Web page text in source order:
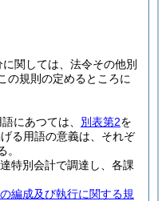
関しては、法令その他別
の規則の定めるところに
にあつては、 別表第2を
る用語の意義は、それぞ
。
特別会計で調達し、各課
編成及び執行に関する規